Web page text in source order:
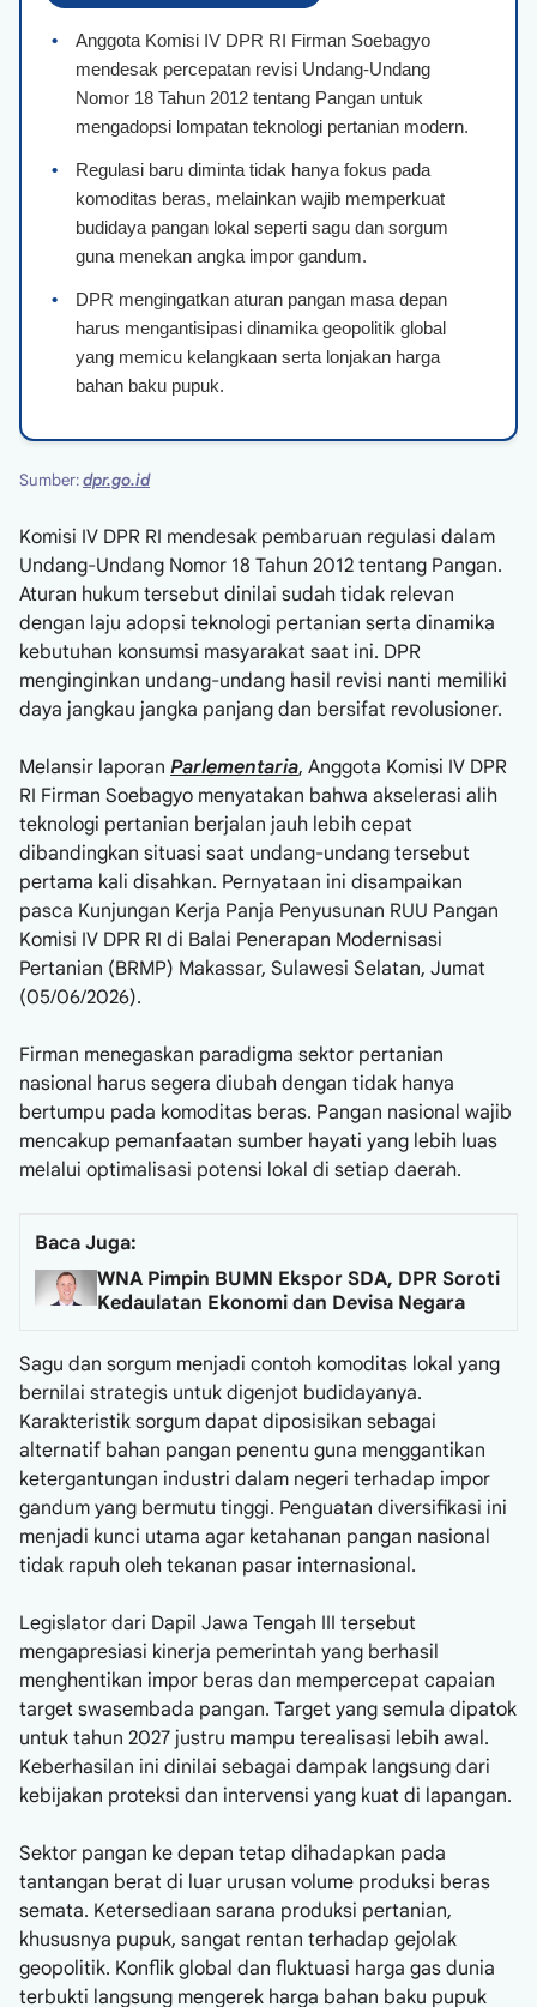
•
Anggota Komisi IV DPR RI Firman Soebagyo
mendesak percepatan revisi Undang-Undang
Nomor 18 Tahun 2012 tentang Pangan untuk
mengadopsi lompatan teknologi pertanian modern.
•
Regulasi baru diminta tidak hanya fokus pada
komoditas beras, melainkan wajib memperkuat
budidaya pangan lokal seperti sagu dan sorgum
guna menekan angka impor gandum.
•
DPR mengingatkan aturan pangan masa depan
harus mengantisipasi dinamika geopolitik global
yang memicu kelangkaan serta lonjakan harga
bahan baku pupuk.
Sumber:dpr.go.id
Komisi IV DPR RI mendesak pembaruan regulasi dalam
Undang-Undang Nomor 18 Tahun 2012 tentang Pangan.
Aturan hukum tersebut dinilai sudah tidak relevan
dengan laju adopsi teknologi pertanian serta dinamika
kebutuhan konsumsi masyarakat saat ini. DPR
menginginkan undang-undang hasil revisi nanti memiliki
daya jangkau jangka panjang dan bersifat revolusioner.
Melansir laporan Parlementaria, Anggota Komisi IV DPR
RI Firman Soebagyo menyatakan bahwa akselerasi alih
teknologi pertanian berjalan jauh lebih cepat
dibandingkan situasi saat undang-undang tersebut
pertama kali disahkan. Pernyataan ini disampaikan
pasca Kunjungan Kerja Panja Penyusunan RUU Pangan
Komisi IV DPR RI di Balai Penerapan Modernisasi
Pertanian (BRMP) Makassar, Sulawesi Selatan, Jumat
(05/06/2026).
Firman menegaskan paradigma sektor pertanian
nasional harus segera diubah dengan tidak hanya
bertumpu pada komoditas beras. Pangan nasional wajib
mencakup pemanfaatan sumber hayati yang lebih luas
melalui optimalisasi potensi lokal di setiap daerah.
Baca Juga:
WNA Pimpin BUMN Ekspor SDA, DPR Soroti
Kedaulatan Ekonomi dan Devisa Negara
Sagu dan sorgum menjadi contoh komoditas lokal yang
bernilai strategis untuk digenjot budidayanya.
Karakteristik sorgum dapat diposisikan sebagai
alternatif bahan pangan penentu guna menggantikan
ketergantungan industri dalam negeri terhadap impor
gandum yang bermutu tinggi. Penguatan diversifikasi ini
menjadi kunci utama agar ketahanan pangan nasional
tidak rapuh oleh tekanan pasar internasional.
Legislator dari Dapil Jawa Tengah III tersebut
mengapresiasi kinerja pemerintah yang berhasil
menghentikan impor beras dan mempercepat capaian
target swasembada pangan. Target yang semula dipatok
untuk tahun 2027 justru mampu terealisasi lebih awal.
Keberhasilan ini dinilai sebagai dampak langsung dari
kebijakan proteksi dan intervensi yang kuat di lapangan.
Sektor pangan ke depan tetap dihadapkan pada
tantangan berat di luar urusan volume produksi beras
semata. Ketersediaan sarana produksi pertanian,
khususnya pupuk, sangat rentan terhadap gejolak
geopolitik. Konflik global dan fluktuasi harga gas dunia
terbukti langsung mengerek harga bahan baku pupuk